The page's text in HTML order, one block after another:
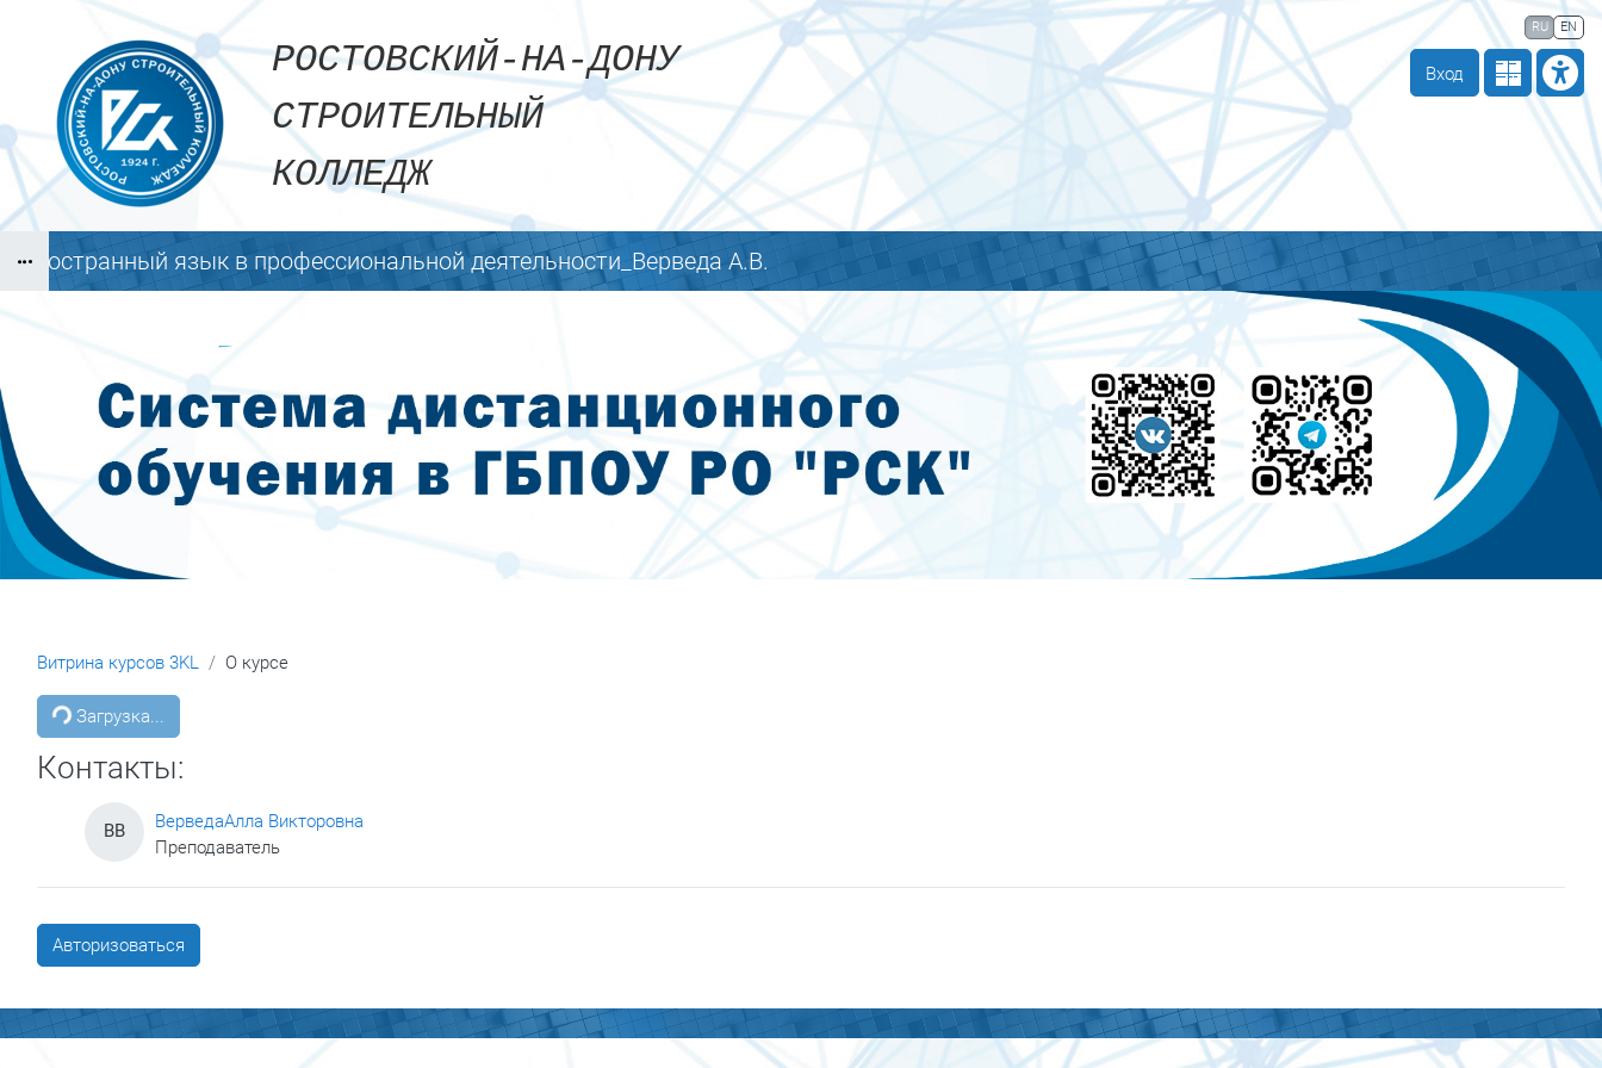
Перейти к основному содержанию
РОСТОВСКИЙ-НА-ДОНУ
СТРОИТЕЛЬНЫЙ
КОЛЛЕДЖ
Вход
Сайт компании Тех. поддержка Маршрут внедрения RU EN
Иностранный язык в профессиональной деятельности_Верведа А.В.
Витрина курсов 3KL О курсе
Блоки
Загрузка...
Контакты:
ВВ
ВерведаАлла Викторовна
Преподаватель
Авторизоваться
Блоки
Блоки